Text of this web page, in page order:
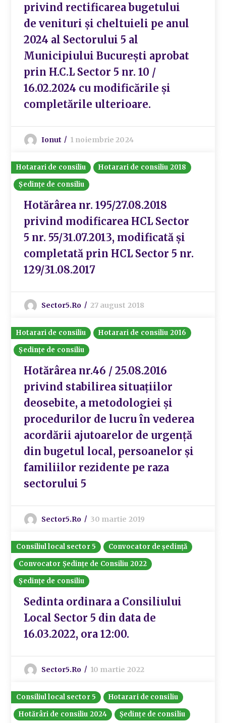
privind rectificarea bugetului
de venituri și cheltuieli pe anul
2024 al Sectorului 5 al
Municipiului București aprobat
prin H.C.L Sector 5 nr. 10 /
16.02.2024 cu modificările și
completările ulterioare.
Ionut 1 noiembrie 2024
Hotarari de consiliu
Hotarari de consiliu 2018
Ședințe de consiliu
Hotărârea nr. 195/27.08.2018
privind modificarea HCL Sector
5 nr. 55/31.07.2013, modificată și
completată prin HCL Sector 5 nr.
129/31.08.2017
Sector5.ro 27 august 2018
Hotarari de consiliu
Hotarari de consiliu 2016
Ședințe de consiliu
Hotărârea nr.46 / 25.08.2016
privind stabilirea situațiilor
deosebite, a metodologiei și
procedurilor de lucru în vederea
acordării ajutoarelor de urgență
din bugetul local, persoanelor și
familiilor rezidente pe raza
sectorului 5
Sector5.ro 30 martie 2019
Consiliul local sector 5
Convocator de ședință
Convocator Ședințe de Consiliu 2022
Ședințe de consiliu
Sedinta ordinara a Consiliului
Local Sector 5 din data de
16.03.2022, ora 12:00.
Sector5.ro 10 martie 2022
Consiliul local sector 5
Hotarari de consiliu
Hotărâri de consiliu 2024
Ședințe de consiliu